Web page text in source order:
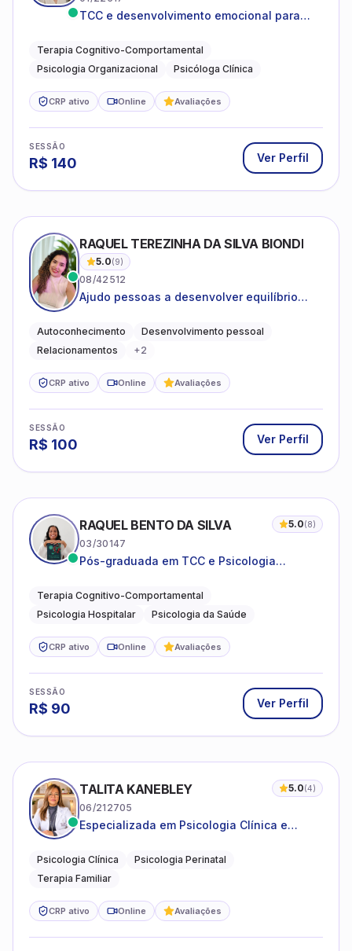
TCC e desenvolvimento emocional para
Terapia Cognitivo-Comportamental
Psicologia Organizacional
Psicóloga Clínica
CRP ativo Online Avaliações
SESSÃO
R$ 140 Ver Perfil
RAQUEL TEREZINHA DA SILVA BIONDI
5.0(9)
08/42512
Ajudo pessoas a desenvolver equilíbrio
Autoconhecimento
Desenvolvimento pessoal
Relacionamentos
+2
CRP ativo Online Avaliações
SESSÃO
R$ 100 Ver Perfil
RAQUEL BENTO DA SILVA 5.0(8)
03/30147
Pós-graduada em TCC e Psicologia
Terapia Cognitivo-Comportamental
Psicologia Hospitalar
Psicologia da Saúde
CRP ativo Online Avaliações
SESSÃO
R$ 90 Ver Perfil
TALITA KANEBLEY 5.0(4)
06/212705
Especializada em Psicologia Clínica e
famílias
Psicologia Clínica
Psicologia Perinatal
Terapia Familiar
CRP ativo Online Avaliações